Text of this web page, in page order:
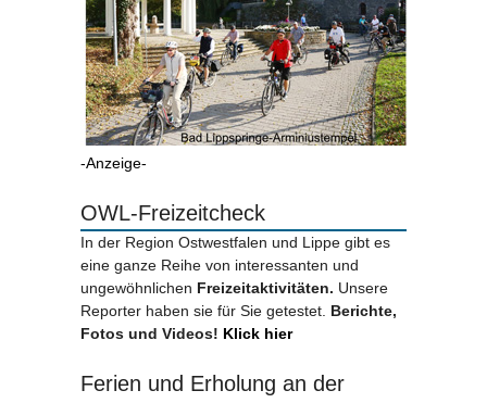
-Anzeige-
OWL-Freizeitcheck
In der Region Ostwestfalen und Lippe gibt es
eine ganze Reihe von interessanten und
ungewöhnlichen Freizeitaktivitäten. Unsere
Reporter haben sie für Sie getestet. Berichte,
Fotos und Videos! Klick hier
Ferien und Erholung an der